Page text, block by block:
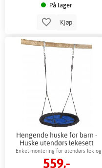
På lager
Kjøp
Hengende huske for barn -
Huske utendørs lekesett
Enkel montering for utendørs lek og
avslapning
559,-